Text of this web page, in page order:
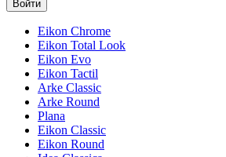
Eikon Chrome
Eikon Total Look
Eikon Evo
Eikon Tactil
Arke Classic
Arke Round
Plana
Eikon Classic
Eikon Round